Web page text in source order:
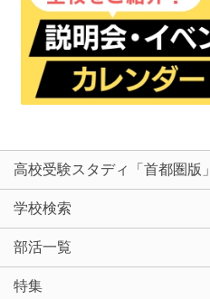
高校受験スタディ「首都圏版」
学校検索
部活一覧
特集